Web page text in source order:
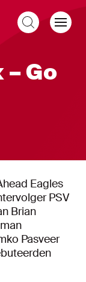
Go
Eagles
PSV
Brian
Pasveer